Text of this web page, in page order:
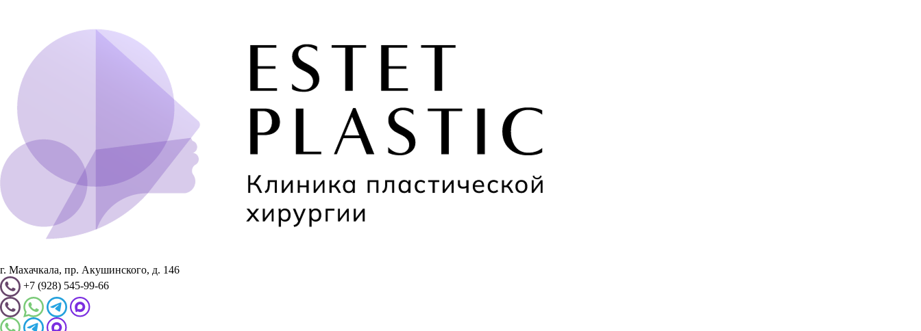
г. Махачкала, пр. Акушинского, д. 146
+7 (928) 545-99-66